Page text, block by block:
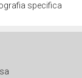
specifica